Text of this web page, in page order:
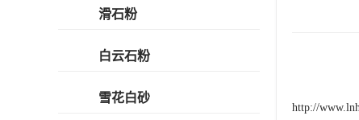
http://
滑石粉
白云石粉
雪花白砂